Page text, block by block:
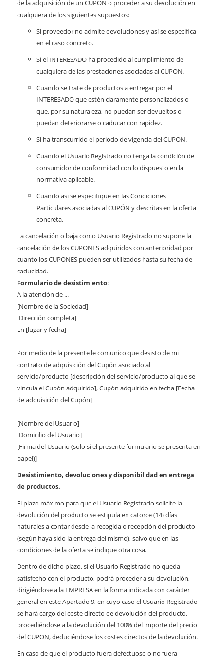
de la adquisición de un CUPON o proceder a su devolución en
cualquiera de los siguientes supuestos:
Si proveedor no admite devoluciones y así se especifica
en el caso concreto.
Si el INTERESADO ha procedido al cumplimiento de
cualquiera de las prestaciones asociadas al CUPON.
Cuando se trate de productos a entregar por el
INTERESADO que estén claramente personalizados o
que, por su naturaleza, no puedan ser devueltos o
puedan deteriorarse o caducar con rapidez.
Si ha transcurrido el periodo de vigencia del CUPON.
Cuando el Usuario Registrado no tenga la condición de
consumidor de conformidad con lo dispuesto en la
normativa aplicable.
Cuando así se especifique en las Condiciones
Particulares asociadas al CUPÓN y descritas en la oferta
concreta.
La cancelación o baja como Usuario Registrado no supone la
cancelación de los CUPONES adquiridos con anterioridad por
cuanto los CUPONES pueden ser utilizados hasta su fecha de
caducidad.
Formulario de desistimiento:
A la atención de ...
[Nombre de la Sociedad]
[Dirección completa]
En [lugar y fecha]
Por medio de la presente le comunico que desisto de mi
contrato de adquisición del Cupón asociado al
servicio/producto [descripción del servicio/producto al que se
vincula el Cupón adquirido], Cupón adquirido en fecha [Fecha
de adquisición del Cupón]
[Nombre del Usuario]
[Domicilio del Usuario]
[Firma del Usuario (solo si el presente formulario se presenta en
papel)]
Desistimiento, devoluciones y disponibilidad en entrega
de productos.
El plazo máximo para que el Usuario Registrado solicite la
devolución del producto se estipula en catorce (14) días
naturales a contar desde la recogida o recepción del producto
(según haya sido la entrega del mismo), salvo que en las
condiciones de la oferta se indique otra cosa.
Dentro de dicho plazo, si el Usuario Registrado no queda
satisfecho con el producto, podrá proceder a su devolución,
dirigiéndose a la EMPRESA en la forma indicada con carácter
general en este Apartado 9, en cuyo caso el Usuario Registrado
se hará cargo del coste directo de devolución del producto,
procediéndose a la devolución del 100% del importe del precio
del CUPON, deduciéndose los costes directos de la devolución.
En caso de que el producto fuera defectuoso o no fuera